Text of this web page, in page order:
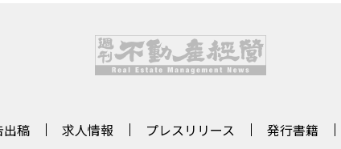
稿 求人情報 プレスリリース 発行書籍